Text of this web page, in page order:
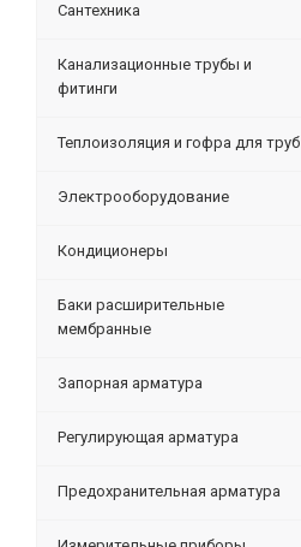
Сантехника
Канализационные трубы и
фитинги
Теплоизоляция и гофра для труб
Электрооборудование
Кондиционеры
Баки расширительные
мембранные
Запорная арматура
Регулирующая арматура
Предохранительная арматура